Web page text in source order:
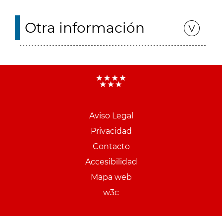
Otra información
Aviso Legal
Privacidad
Contacto
Accesibilidad
Mapa web
w3c